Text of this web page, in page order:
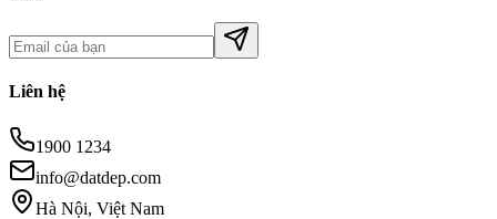
Liên hệ
1900 1234
info@datdep.com
Hà Nội, Việt Nam